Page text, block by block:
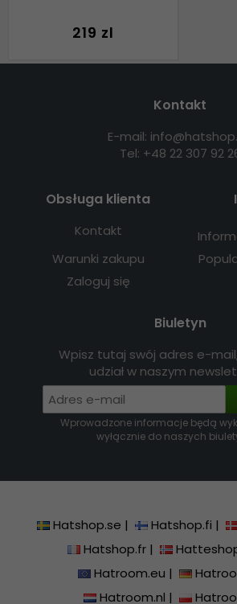
219 zl
Kontakt
E-mail:
Tel: +48 22 307 92
Obsługa klienta
Kontakt
Warunki zakupu
Zaloguj się
Biuletyn
Wpisz tutaj swój adres e-
udział w naszym
Wprowadzone informacje będą
wyłącznie do naszych
Hatshop.se | Hatshop.fi |
Hatshop.fr|
Hatroom.eu |
Hatroom.nl |